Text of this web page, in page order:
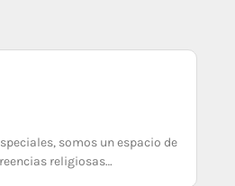
somos un espacio de
religiosas…